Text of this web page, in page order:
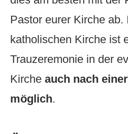
Pastor eurer Kirche ab.
katholischen Kirche ist
Trauzeremonie in der
Kirche auch nach
möglich.